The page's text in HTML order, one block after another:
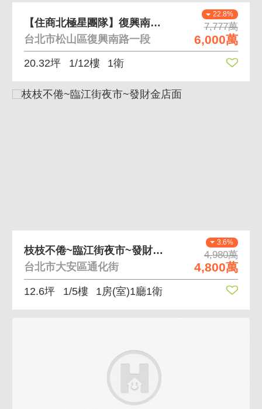
22.8%
7,777萬
6,000萬
【住商北極星團隊】復興南路微風廣場旁金店面
台北市松山區復興南路一段
20.32坪 1/12樓 1衛
3.6%
4,980萬
4,800萬
枝枝不倦~臨江街夜市~發財金店面
台北市大安區通化街
12.6坪 1/5樓 1房(室)1廳1衛